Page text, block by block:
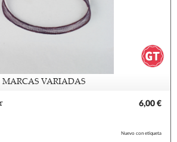
MARCAS VARIADAS
6,00 €
Nuevo con etiqueta